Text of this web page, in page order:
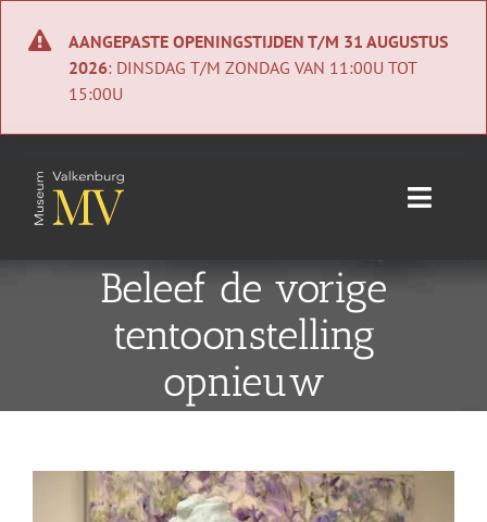
naar
AANGEPASTE OPENINGSTIJDEN T/M 31 AUGUSTUS
2026: DINSDAG T/M ZONDAG VAN 11:00U TOT
15:00U
Toggle
Home
Beleef de vorige
tentoonstelling
opnieuw